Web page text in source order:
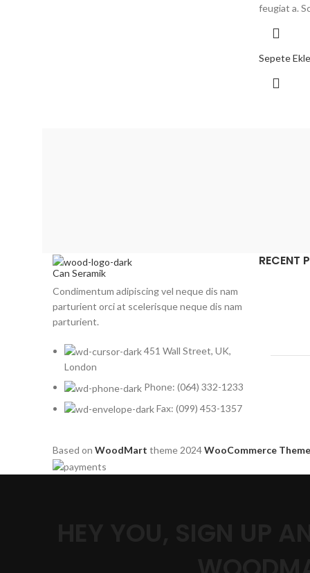
feugiat a.
Sepete Ekle
Can Seramik
Condimentum adipiscing vel neque dis nam
parturient orci at scelerisque neque dis nam
parturient.
451 Wall Street, UK,
London
Phone: (064) 332-1233
Fax: (099) 453-1357
RECENT
Based on WoodMart theme 2024WooCommerce